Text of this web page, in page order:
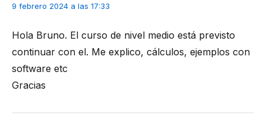
9 febrero 2024 a las 17:33
Hola Bruno. El curso de nivel medio está previsto
continuar con el. Me explico, cálculos, ejemplos con
software etc
Gracias